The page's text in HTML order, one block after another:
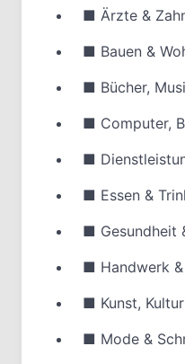
■ Ärzte &
■ Bauen &
■ Bücher,
■ Computer,
■
■ Essen &
■ Gesundheit
■ Handwerk
■ Kunst,
■ Mode &